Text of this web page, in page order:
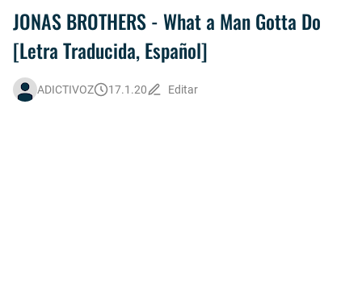
THE WEEKND - Nothing Without You [Letra Trtaducida]
JONAS BROTHERS - What a Man Gotta Do
[Letra Traducida, Español]
ADICTIVOZ 17.1.20 Editar